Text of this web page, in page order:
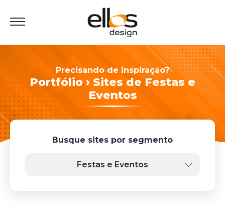
Precisando de inspiração?
Portfólio › Sites de Festas e
Eventos
Busque sites por segmento